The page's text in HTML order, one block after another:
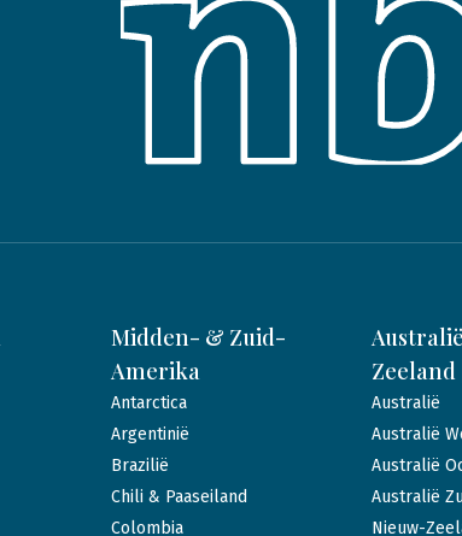
Midden- & Zuid-
Amerika
Antarctica
Argentinië
Brazilië
Chili & Paaseiland
Colombia
Zeeland
Australië
Australië
Australië
Australië
Nieuw-